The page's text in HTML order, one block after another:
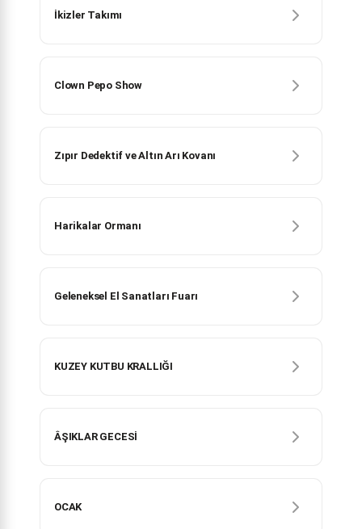
İkizler Takımı
Clown Pepo Show
Zıpır Dedektif ve Altın Arı Kovanı
Harikalar Ormanı
Geleneksel El Sanatları Fuarı
KUZEY KUTBU KRALLIĞI
ÂŞIKLAR GECESİ
OCAK